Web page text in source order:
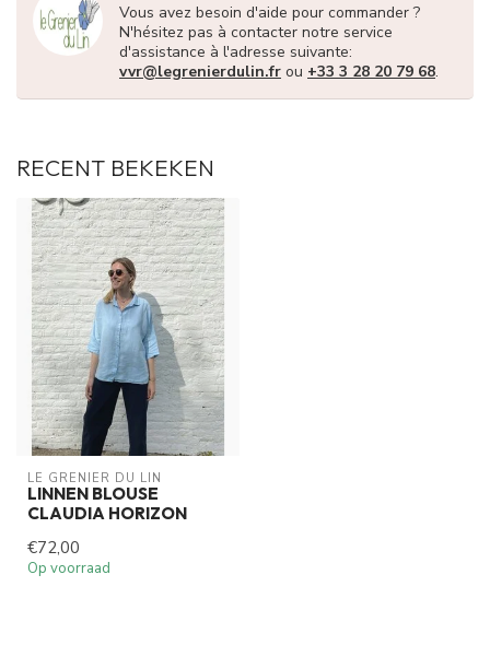
Vous avez besoin d'aide pour commander ?
N'hésitez pas à contacter notre service
d'assistance à l'adresse suivante:
vvr@legrenierdulin.fr ou +33 3 28 20 79 68.
RECENT BEKEKEN
LE GRENIER DU LIN
LINNEN BLOUSE
CLAUDIA HORIZON
€72,00
Op voorraad